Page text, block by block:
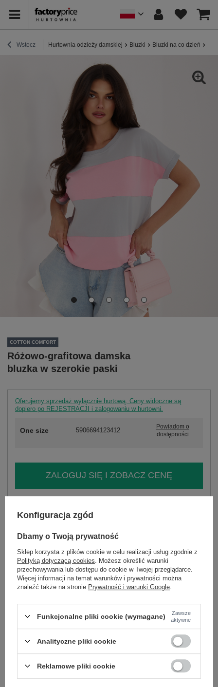
Wstecz Hurtownia odzieży damskiej Bluzki Bluzki na co dzień
COTTON COMFORT
Różowo-grafitowa damska
bluzka w szerokie paski
Oferujemy sprzedaż wyłącznie hurtową. Ceny widoczne są
dopiero po REJESTRACJI i zalogowaniu w hurtowni.
One size 5906694123412
Powiadom o
dostępności
ZALOGUJ SIĘ I ZOBACZ CENĘ
Zadzwoń+48 601 547 740
skład materiału : 90% bawełna , 10% elastan
sposób prania : pranie w pralce w 30°C
Kod produktu
RV-BZ-A1213.80
Marka
RELEVANCE
typ produktu
bluzka codzienna
paski
dominujący
długość
standardowa
Konfiguracja zgód
Dbamy o Twoją prywatność
Sklep korzysta z plików cookie w celu realizacji usług zgodnie z
Polityką dotyczącą cookies . Możesz określić warunki
przechowywania lub dostępu do cookie w Twojej przeglądarce.
Więcej informacji na temat warunków i prywatności można
znaleźć także na stronie Prywatność i warunki Google
Funkcjonalne pliki cookie (wymagane)
Zawsze
aktywne
Analityczne pliki cookie
Reklamowe pliki cookie